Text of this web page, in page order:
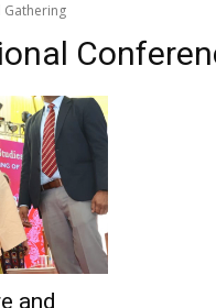
Gathering
and